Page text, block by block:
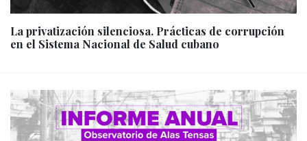
La privatización silenciosa. Prácticas de corrupción
en el Sistema Nacional de Salud cubano